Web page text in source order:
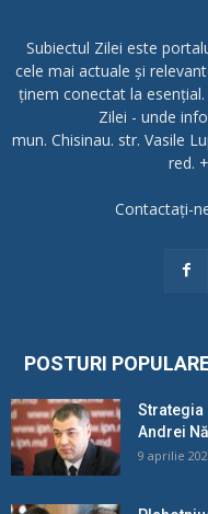
Subiectul Zilei este
cele mai actuale și
ținem conectat la
Zilei - unde
mun. Chisinau. str. Vasile
red.
Contactați-
POSTURI
Strategia
Andrei
9 aprilie